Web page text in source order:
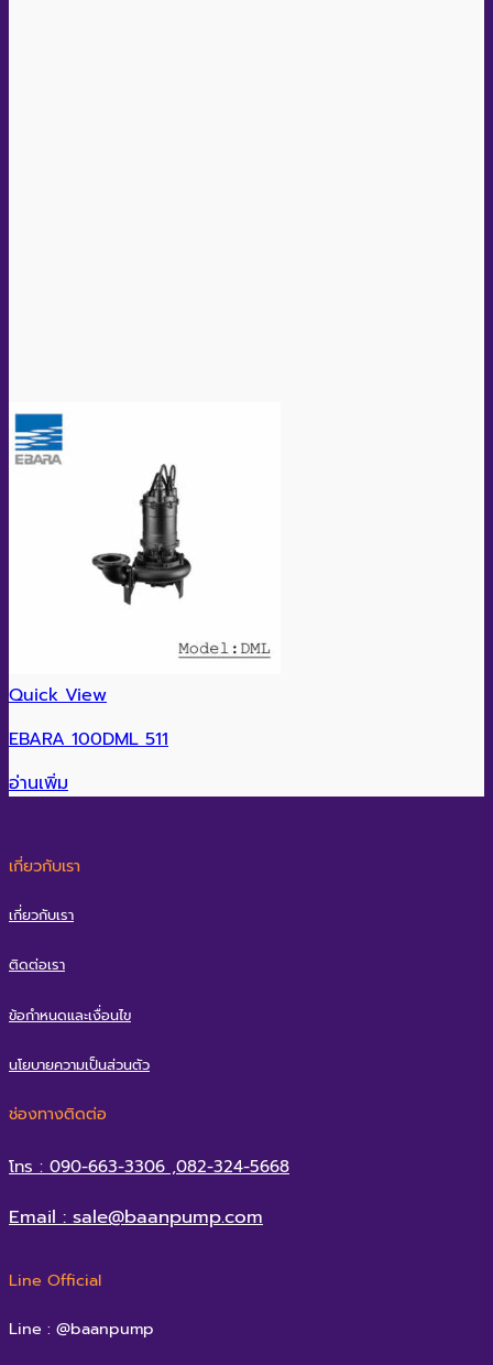
Quick View
EBARA 100DML 511
อ่านเพิ่ม
เกี่ยวกับเรา
เกี่ยวกับเรา
ติดต่อเรา
ข้อกำหนดและเงื่อนไข
นโยบายความเป็นส่วนตัว
ช่องทางติดต่อ
โทร : 090-663-3306 ,082-324-5668
Email : sale@baanpump.com
Line Official
Line : @baanpump